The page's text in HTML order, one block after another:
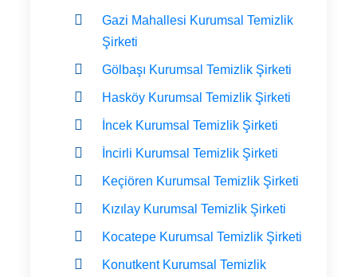
Gazi Mahallesi Kurumsal Temizlik
Şirketi
Gölbaşı Kurumsal Temizlik Şirketi
Hasköy Kurumsal Temizlik Şirketi
İncek Kurumsal Temizlik Şirketi
İncirli Kurumsal Temizlik Şirketi
Keçiören Kurumsal Temizlik Şirketi
Kızılay Kurumsal Temizlik Şirketi
Kocatepe Kurumsal Temizlik Şirketi
Konutkent Kurumsal Temizlik